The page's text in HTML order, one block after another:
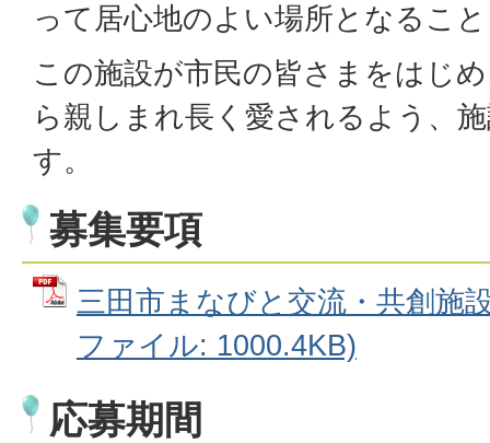
って居心地のよい場所となるこ
この施設が市民の皆さまをはじ
ら親しまれ長く愛されるよう、
す。
募集要項
三田市まなびと交流・共創施
ファイル: 1000.4KB)
応募期間